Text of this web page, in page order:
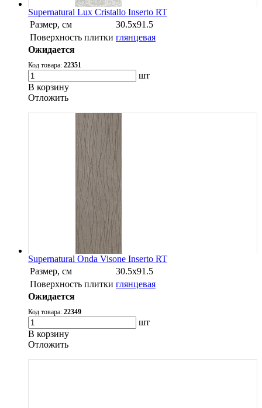
Supernatural Lux Cristallo Inserto RT
Размер, см
30.5х91.5
Поверхность плитки глянцевая
Ожидается
Код товара: 22351
шт
В корзину
Oтложить
Supernatural Onda Visone Inserto RT
Размер, см
30.5х91.5
Поверхность плитки глянцевая
Ожидается
Код товара: 22349
шт
В корзину
Oтложить